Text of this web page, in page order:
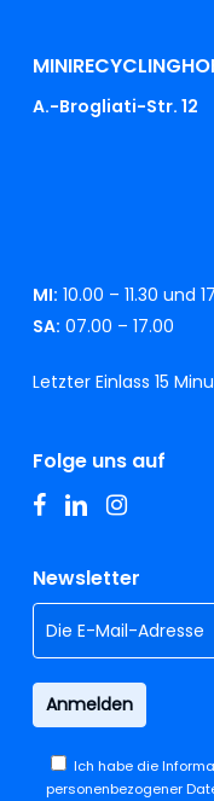
A.-Brogliati-Str. 12
MI: 10.00 – 11.30 und
SA: 07.00 – 17.00
Letzter Einlass 15
Folge uns auf
facebook
linkedininstagram
Newsletter
Ich habe die
personenbezogener